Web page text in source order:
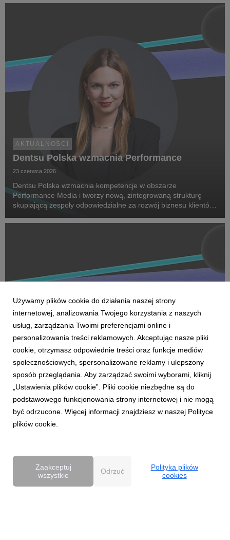
chorób rzadkich, zwrócenie uwagi na problemy pac...
AKTUALNOŚCI
Dentsu Polska wzmacnia Performance
23 czerwca 2026
Dentsu Polska wzmacnia kompetencje w obszarze
Performance Media i tworzy nową, zintegrowaną strukturę
skupiającą zespoły odpowiedzialne za rozwój biznesu klientów
Na czele nowego obszaru stanęła Marta Bińczyk jako H...
AKTUALNOŚCI
Dentsu wzmacnia kompetencje Business
Transformation w Polsce
27 kwietnia 2026
Dentsu rozwija w Polsce kompetencje Business
Transformation (BX), wzmacniając swoją pozycję w obszarze
transformacji biznesowej w erze AI. Zespół BX, którym
Używamy plików cookie do działania naszej strony
internetowej, analizowania Twojego korzystania z naszych
usług, zarządzania Twoimi preferencjami online i
personalizowania treści reklamowych. Akceptując nasze pliki
cookie, otrzymasz odpowiednie treści oraz funkcje mediów
społecznościowych, spersonalizowane reklamy i ulepszony
sposób przeglądania. Aby zarządzać swoimi wyborami, kliknij
„Ustawienia plików cookie”. Pliki cookie niezbędne są do
podstawowego funkcjonowania strony internetowej i nie mogą
być odrzucone. Więcej informacji znajdziesz w naszej Polityce
plików cookie.
Zaakceptuj
wszystkie
Odrzuć
Polityka plików
cookies